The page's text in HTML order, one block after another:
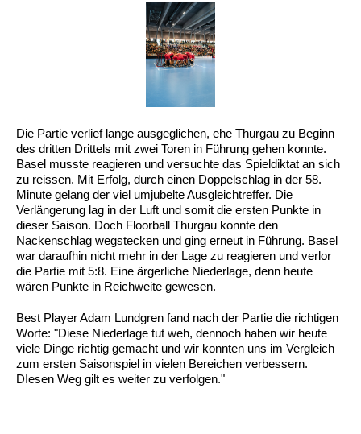
Die Partie verlief lange ausgeglichen, ehe Thurgau zu Beginn
des dritten Drittels mit zwei Toren in Führung gehen konnte.
Basel musste reagieren und versuchte das Spieldiktat an sich
zu reissen. Mit Erfolg, durch einen Doppelschlag in der 58.
Minute gelang der viel umjubelte Ausgleichtreffer. Die
Verlängerung lag in der Luft und somit die ersten Punkte in
dieser Saison. Doch Floorball Thurgau konnte den
Nackenschlag wegstecken und ging erneut in Führung. Basel
war daraufhin nicht mehr in der Lage zu reagieren und verlor
die Partie mit 5:8. Eine ärgerliche Niederlage, denn heute
wären Punkte in Reichweite gewesen.
Best Player Adam Lundgren fand nach der Partie die richtigen
Worte: "Diese Niederlage tut weh, dennoch haben wir heute
viele Dinge richtig gemacht und wir konnten uns im Vergleich
zum ersten Saisonspiel in vielen Bereichen verbessern.
DIesen Weg gilt es weiter zu verfolgen."